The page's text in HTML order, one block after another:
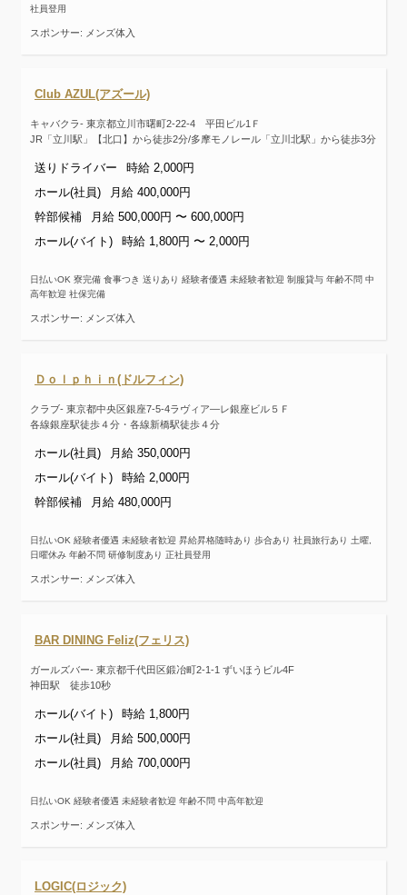
社員登用
スポンサー: メンズ体入
Club AZUL(アズール)
キャバクラ- 東京都立川市曙町2-22-4 平田ビル1Ｆ
JR「立川駅」【北口】から徒歩2分/多摩モノレール「立川北駅」から徒歩3分
送りドライバー
時給 2,000円
ホール(社員)
月給 400,000円
幹部候補
月給 500,000円 〜 600,000円
ホール(バイト)
時給 1,800円 〜 2,000円
日払いOK 寮完備 食事つき 送りあり 経験者優遇 未経験者歓迎 制服貸与 年齢不問 中
高年歓迎 社保完備
スポンサー: メンズ体入
Ｄｏｌｐｈｉｎ(ドルフィン)
クラブ- 東京都中央区銀座7-5-4ラヴィア―レ銀座ビル５Ｆ
各線銀座駅徒歩４分・各線新橋駅徒歩４分
ホール(社員)
月給 350,000円
ホール(バイト)
時給 2,000円
幹部候補
月給 480,000円
日払いOK 経験者優遇 未経験者歓迎 昇給昇格随時あり 歩合あり 社員旅行あり 土曜,
日曜休み 年齢不問 研修制度あり 正社員登用
スポンサー: メンズ体入
BAR DINING Feliz(フェリス)
ガールズバー- 東京都千代田区鍛冶町2-1-1 ずいほうビル4F
神田駅 徒歩10秒
ホール(バイト)
時給 1,800円
ホール(社員)
月給 500,000円
ホール(社員)
月給 700,000円
日払いOK 経験者優遇 未経験者歓迎 年齢不問 中高年歓迎
スポンサー: メンズ体入
LOGIC(ロジック)